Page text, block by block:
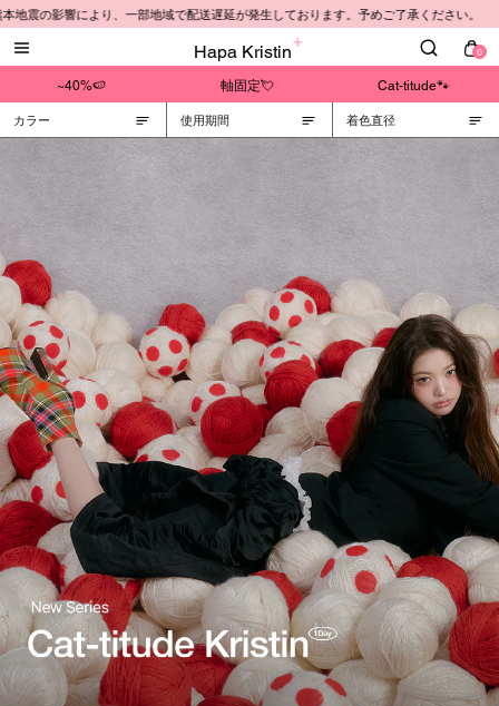
Hapa Kristin 0
~40%🍉 軸固定💘 Cat-titude🐾
震の影響により、一部地域で配送遅延が発生しております。予めご了承ください。
カラー 使用期間 着色直径